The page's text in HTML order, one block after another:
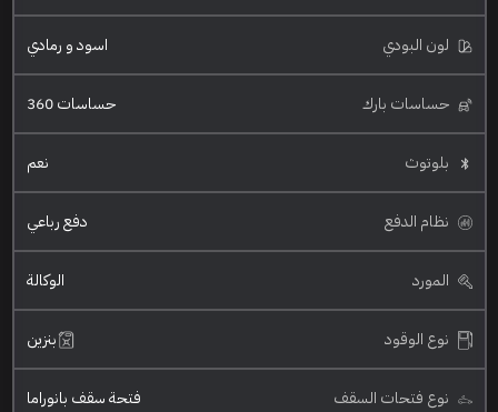
لون البودي اسود و رمادي
حساسات بارك حساسات 360
بلوتوث نعم
نظام الدفع دفع رباعي
المورد الوكالة
نوع الوقود بنزين
نوع فتحات السقف فتحة سقف بانوراما